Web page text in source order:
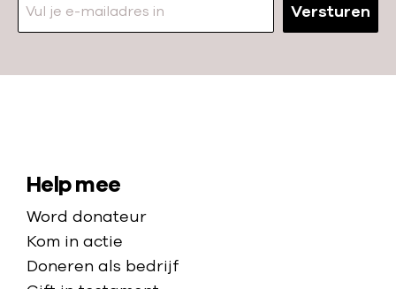
Versturen
a
d
e
h
S
i
t
e
Help mee
Word donateur
Kom in actie
Doneren als bedrijf